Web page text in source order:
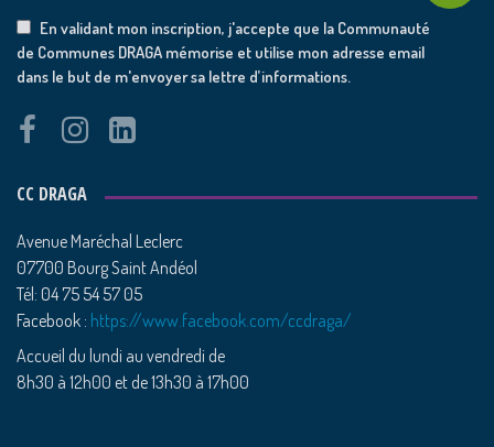
En validant mon inscription, j'accepte que la Communauté
de Communes DRAGA mémorise et utilise mon adresse email
dans le but de m'envoyer sa lettre d’informations.
CC DRAGA
Avenue Maréchal Leclerc
07700 Bourg Saint Andéol
Tél: 04 75 54 57 05
Facebook : https://www.facebook.com/ccdraga/
Accueil du lundi au vendredi de
8h30 à 12h00 et de 13h30 à 17h00